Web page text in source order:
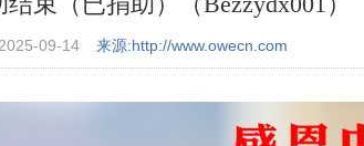
2025-09-14 来源:http://www.owecn.com